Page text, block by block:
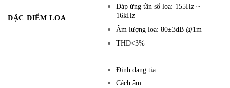
ĐẶC ĐIỂM LOA
Đáp ứng tần số loa: 155Hz ~
16kHz
Âm lượng loa: 80±3dB @1m
THD<3%
Định dạng tia
Cách âm